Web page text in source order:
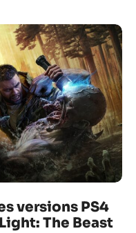
versions PS4
The Beast